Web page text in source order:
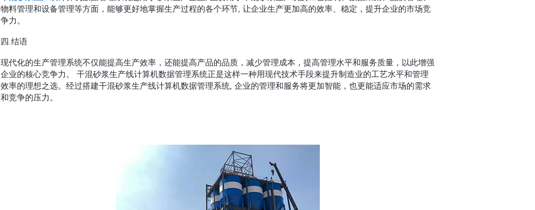
物料管理和设备管理等方面，能够更好地掌握生产过程的各个环节, 让企业生产更加高的效率、稳定，提升企业的市场竞
争力。
四.结语
现代化的生产管理系统不仅能提高生产效率，还能提高产品的品质，减少管理成本，提高管理水平和服务质量，以此增强
企业的核心竞争力。 干混砂浆生产线计算机数据管理系统正是这样一种用现代技术手段来提升制造业的工艺水平和管理
效率的理想之选。经过搭建干混砂浆生产线计算机数据管理系统, 企业的管理和服务将更加智能，也更能适应市场的需求
和竞争的压力。